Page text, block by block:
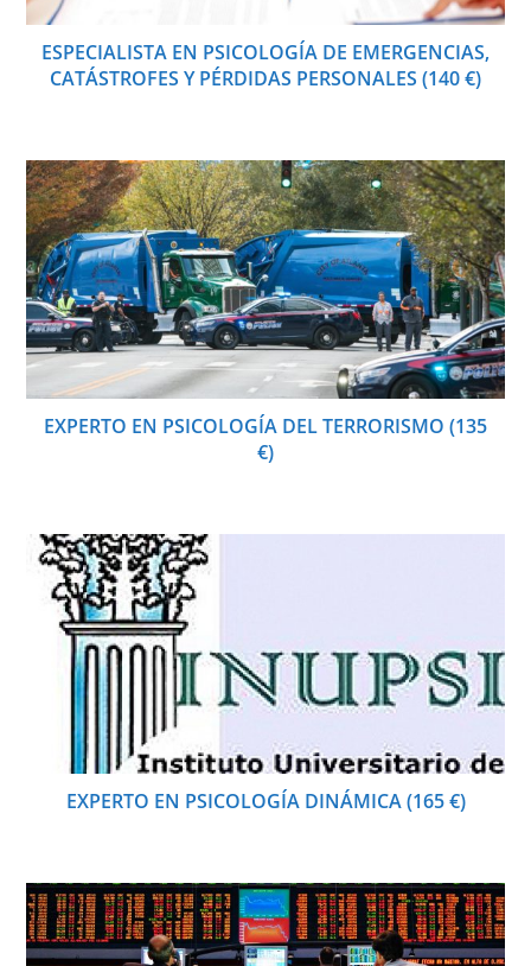
ESPECIALISTA EN PSICOLOGÍA DE EMERGENCIAS,
CATÁSTROFES Y PÉRDIDAS PERSONALES (140 €)
EXPERTO EN PSICOLOGÍA DEL TERRORISMO (135
€)
EXPERTO EN PSICOLOGÍA DINÁMICA (165 €)